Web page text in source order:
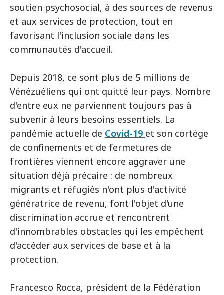
soutien psychosocial, à des sources de revenus
et aux services de protection, tout en
favorisant l'inclusion sociale dans les
communautés d'accueil.
Depuis 2018, ce sont plus de 5 millions de
Vénézuéliens qui ont quitté leur pays. Nombre
d'entre eux ne parviennent toujours pas à
subvenir à leurs besoins essentiels. La
pandémie actuelle de Covid-19 et son cortège
de confinements et de fermetures de
frontières viennent encore aggraver une
situation déjà précaire : de nombreux
migrants et réfugiés n'ont plus d'activité
génératrice de revenu, font l'objet d'une
discrimination accrue et rencontrent
d'innombrables obstacles qui les empêchent
d'accéder aux services de base et à la
protection.
Francesco Rocca, président de la Fédération